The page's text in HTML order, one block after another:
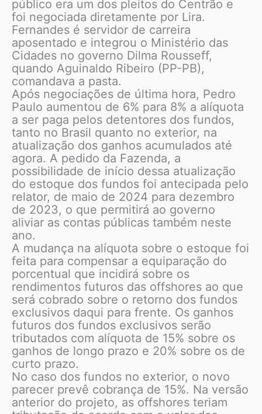
público era um dos pleitos do Centrão e
foi negociada diretamente por Lira.
Fernandes é servidor de carreira
aposentado e integrou o Ministério das
Cidades no governo Dilma Rousseff,
quando Aguinaldo Ribeiro (PP-PB),
comandava a pasta.
Após negociações de última hora, Pedro
Paulo aumentou de 6% para 8% a alíquota
a ser paga pelos detentores dos fundos,
tanto no Brasil quanto no exterior, na
atualização dos ganhos acumulados até
agora. A pedido da Fazenda, a
possibilidade de início dessa atualização
do estoque dos fundos foi antecipada pelo
relator, de maio de 2024 para dezembro
de 2023, o que permitirá ao governo
aliviar as contas públicas também neste
ano.
A mudança na alíquota sobre o estoque foi
feita para compensar a equiparação do
porcentual que incidirá sobre os
rendimentos futuros das offshores ao que
será cobrado sobre o retorno dos fundos
exclusivos daqui para frente. Os ganhos
futuros dos fundos exclusivos serão
tributados com alíquota de 15% sobre os
ganhos de longo prazo e 20% sobre os de
curto prazo.
No caso dos fundos no exterior, o novo
parecer prevê cobrança de 15%. Na versão
anterior do projeto, as offshores teriam